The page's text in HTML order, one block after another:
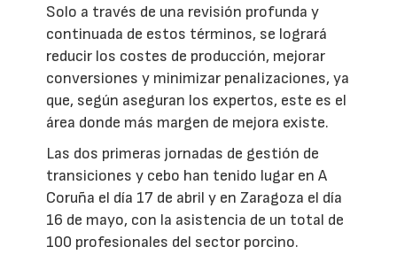
Solo a través de una revisión profunda y
continuada de estos términos, se logrará
reducir los costes de producción, mejorar
conversiones y minimizar penalizaciones, ya
que, según aseguran los expertos, este es el
área donde más margen de mejora existe.
Las dos primeras jornadas de gestión de
transiciones y cebo han tenido lugar en A
Coruña el día 17 de abril y en Zaragoza el día
16 de mayo, con la asistencia de un total de
100 profesionales del sector porcino.